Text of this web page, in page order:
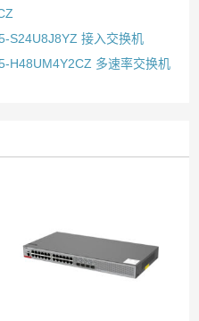
S24U8J8YZ 接入交换机
H48UM4Y2CZ 多速率交换机